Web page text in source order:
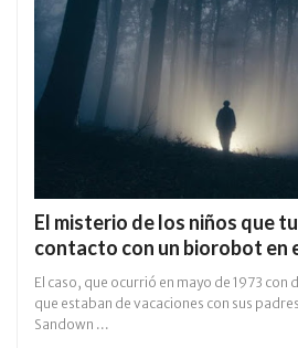
El misterio de los niños que
contacto con un biorobot en
El caso, que ocurrió en mayo de 1973 con
que estaban de vacaciones con sus
Sandown ...